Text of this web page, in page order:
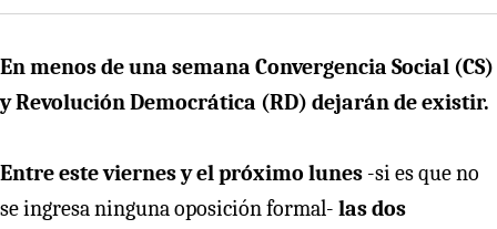
En menos de una semana Convergencia Social (CS)
y Revolución Democrática (RD) dejarán de existir.
Entre este viernes y el próximo lunes -si es que no
se ingresa ninguna oposición formal- las dos